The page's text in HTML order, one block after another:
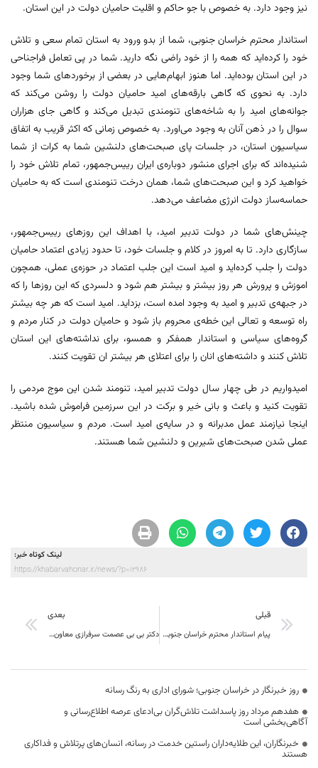
نیز وجود دارد. به خصوص با جو حاکم و اقلیت حامیان دولت در این استان.
استاندار محترم خراسان جنوبی، شما از بدو ورود به استان تمام سعی و تلاش
خود را کرده‌اید که همه را از خود راضی نگه دارید. شما در پی تعامل فراجناحی
در این استان بوده‌اید. اما هنوز ابهام‌هایی در بعضی از برخوردهای شما وجود
دارد. به نحوی که گاهی بارقه‌های امید حامیان دولت را روشن می‌کند که
جوانه‌های امید را به شاخه‌های تنومندی تبدیل می‌کند و گاهی جای هزاران
سوال را در ذهن آنان به وجود می‌اورد. به خصوص زمانی که اکثر قریب به اتفاق
سیاسیون استان، در جلسات پای صبحت‌های دلنشین شما به کرات از شما
شنیده‌اند که برای اجرای منشور دوباره‌ی ایران رییس‌جمهور، تمام تلاش خود را
خواهید کرد و این صبحت‌های شما، همان درخت تنومندی است که به حامیان
حماسه‌ساز دولت انرژی مضاعف می‌دهد.
چینش‌های شما در دولت تدبیر امید، با اهداف این روزهای رییس‌جمهور،
سازگاری دارد. تا به امروز در کلام و جلسات خود، تا حدود زیادی اعتماد حامیان
دولت را جلب کرده‌اید و امید است این جلب اعتماد در حوزه‌ی عملی، همچون
اموزش و پرورش هر روز بیشتر و بیشتر هم شود و دلسردی که این روزها را که
در جبهه‌ی تدبیر و امید به وجود امده است، بزداید. امید است که هر چه بیشتر
راه توسعه و تعالی این خطه‌ی محروم باز شود و حامیان دولت در کنار مردم و
گروه‌های سیاسی و استاندار همفکر و همسو، برای نداشته‌های این استان
تلاش کنند و داشته‌های انان را برای اعتلای هر بیشتر ان تقویت کنند.
امیدواریم در طی چهار سال دولت تدبیر امید، تنومند شدن این موج مردمی را
تقویت کنید و باعث و بانی خیر و برکت در این سرزمین فراموش شده باشید.
اینجا نیازمند عمل مدبرانه و در سایه‌ی امید است. مردم و سیاسیون منتظر
عملی شدن صبحت‌های شیرین و دلنشین شما هستند.
لینک کوتاه خبر:
https://khabarvahonar.ir/news/?p=12986
قبلی
پیام استاندار محترم خراسان جنوبی به مناسبت یوم الله ۱۳ آبان ماه
بعدی
دکتر بی بی عصمت سرفرازی معاون هماهنگی امور اقتصادی و توسعه منابع استانداری خراسان جنوبی : فرایند ارزیابی حمایت از حقوق مصرف کنندگان از اول آذرماه آغاز می شود
روز خبرنگار در خراسان جنوبی؛ شورای اداری به رنگ رسانه
هفدهم مرداد روز پاسداشت تلاش‌گران بی‌ادعای عرصه اطلاع‌رسانی و
آگاهی‌بخشی است
خبرنگاران، این طلایه‌داران راستین خدمت در رسانه، انسان‌های پرتلاش و فداکاری
هستند